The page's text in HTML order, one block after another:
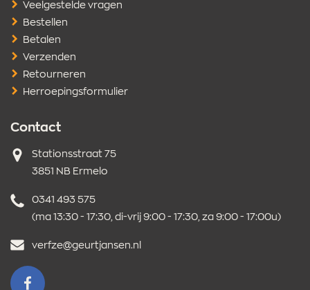
Veelgestelde vragen
Bestellen
Betalen
Verzenden
Retourneren
Herroepingsformulier
Contact
Adres
Stationsstraat 75
3851 NB Ermelo
Telefoonnummer
0341 493 575
(ma 13:30 - 17:30, di-vrij 9:00 - 17:30, za 9:00 - 17:00u)
E-
verfze@geurtjansen.nl